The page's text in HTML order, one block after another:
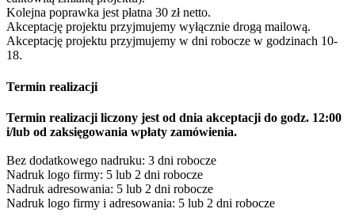
Kolejna poprawka jest płatna 30 zł netto.
Akceptację projektu przyjmujemy wyłącznie drogą mailową.
Akceptację projektu przyjmujemy w dni robocze w godzinach 10-
18.
Termin realizacji
Termin realizacji liczony jest od dnia akceptacji do godz. 12:00
i/lub od zaksięgowania wpłaty zamówienia.
Bez dodatkowego nadruku: 3 dni robocze
Nadruk logo firmy: 5 lub 2 dni robocze
Nadruk adresowania: 5 lub 2 dni robocze
Nadruk logo firmy i adresowania: 5 lub 2 dni robocze